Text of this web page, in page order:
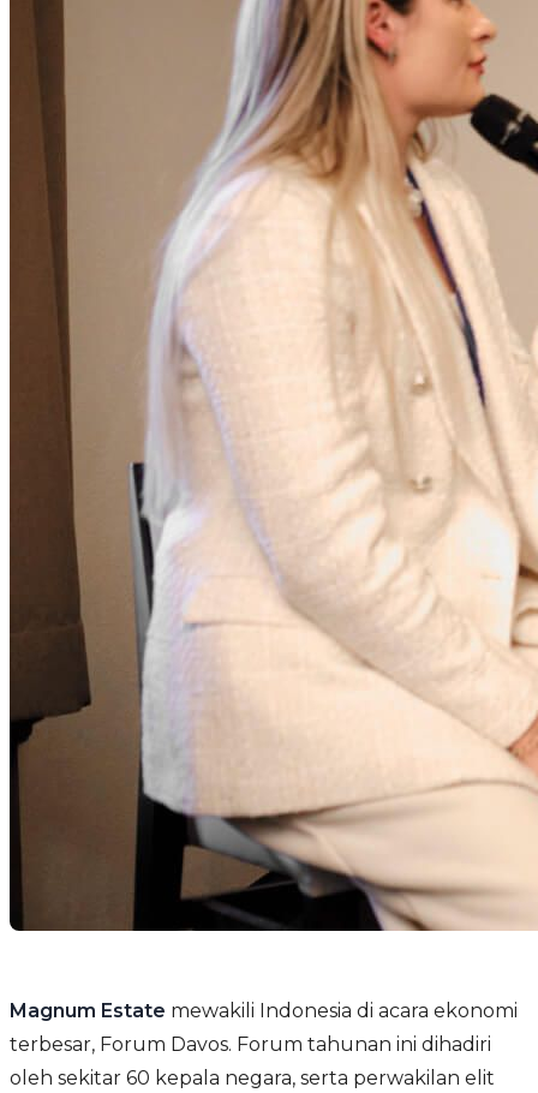
Magnum Estate mewakili Indonesia di acara ekonomi
terbesar, Forum Davos. Forum tahunan ini dihadiri
oleh sekitar 60 kepala negara, serta perwakilan elit